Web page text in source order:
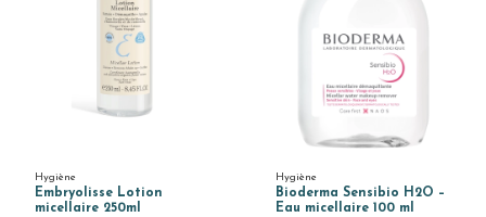
Hygiène
Embryolisse Lotion
micellaire 250ml
Hygiène
Bioderma Sensibio H2O –
Eau micellaire 100 ml